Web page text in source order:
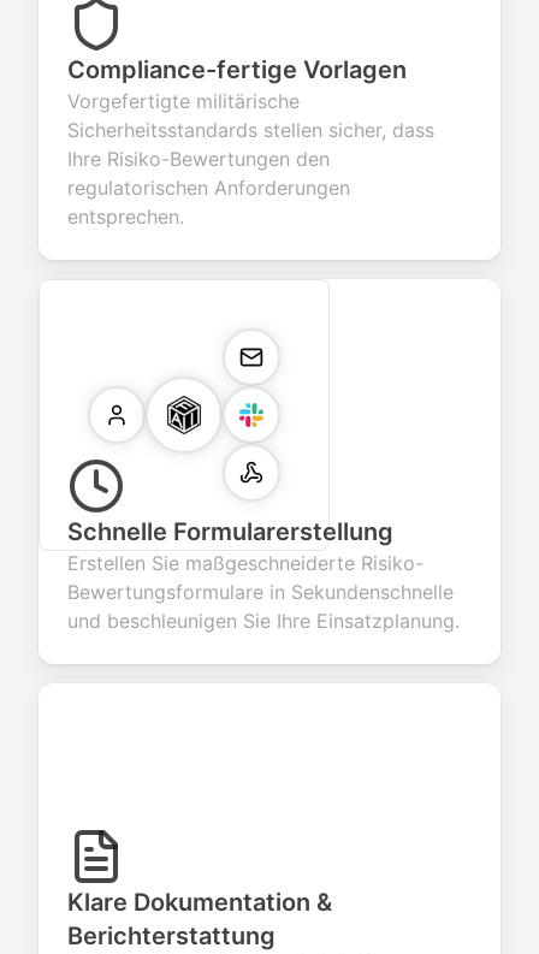
Compliance-fertige Vorlagen
Vorgefertigte militärische
Sicherheitsstandards stellen sicher, dass
Ihre Risiko-Bewertungen den
regulatorischen Anforderungen
entsprechen.
Schnelle Formularerstellung
Erstellen Sie maßgeschneiderte Risiko-
Bewertungsformulare in Sekundenschnelle
und beschleunigen Sie Ihre Einsatzplanung.
Klare Dokumentation &
Berichterstattung